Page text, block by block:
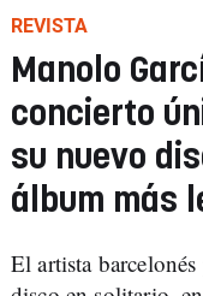
REVISTA
Manolo
concierto
su nuevo
álbum más
El artista